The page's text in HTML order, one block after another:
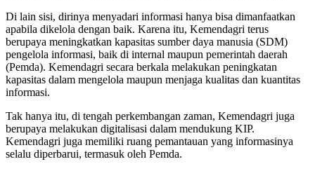
Di lain sisi, dirinya menyadari informasi hanya bisa dimanfaatkan
apabila dikelola dengan baik. Karena itu, Kemendagri terus
berupaya meningkatkan kapasitas sumber daya manusia (SDM)
pengelola informasi, baik di internal maupun pemerintah daerah
(Pemda). Kemendagri secara berkala melakukan peningkatan
kapasitas dalam mengelola maupun menjaga kualitas dan kuantitas
informasi.
Tak hanya itu, di tengah perkembangan zaman, Kemendagri juga
berupaya melakukan digitalisasi dalam mendukung KIP.
Kemendagri juga memiliki ruang pemantauan yang informasinya
selalu diperbarui, termasuk oleh Pemda.